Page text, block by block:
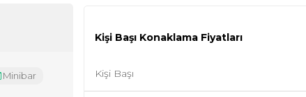
Kişi Başı Konaklama Fiyatları
Kişi Başı
Minibar